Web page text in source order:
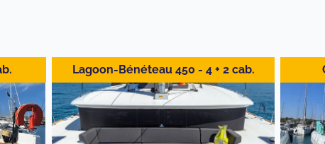
Lagoon-Bénéteau 450 - 4 + 2 cab.